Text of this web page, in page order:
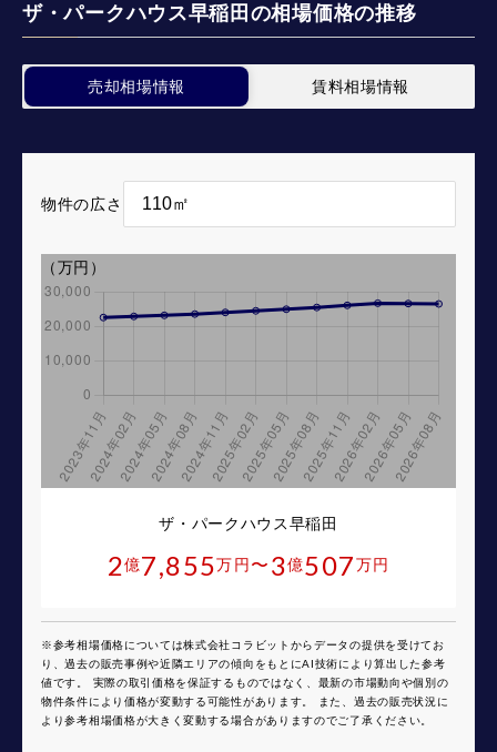
ザ・パークハウス早稲田の相場価格の推移
売却相場情報 賃料相場情報
物件の広さ
ザ・パークハウス早稲田
2億7,855万円 〜 3億507万円
※参考相場価格については株式会社コラビットからデータの提供を受けてお
り、過去の販売事例や近隣エリアの傾向をもとにAI技術により算出した参考
値です。 実際の取引価格を保証するものではなく、最新の市場動向や個別の
物件条件により価格が変動する可能性があります。 また、過去の販売状況に
より参考相場価格が大きく変動する場合がありますのでご了承ください。
（万円）